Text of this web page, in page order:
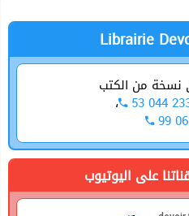
نسخة من الكتب
53 044 ،
99
على اليوتيوب